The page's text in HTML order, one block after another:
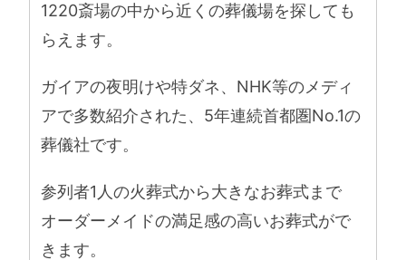
1220斎場の中から近くの葬儀場を探しても
らえます。
ガイアの夜明けや特ダネ、NHK等のメディ
アで多数紹介された、5年連続首都圏No.1の
葬儀社です。
参列者1人の火葬式から大きなお葬式まで
オーダーメイドの満足感の高いお葬式がで
きます。